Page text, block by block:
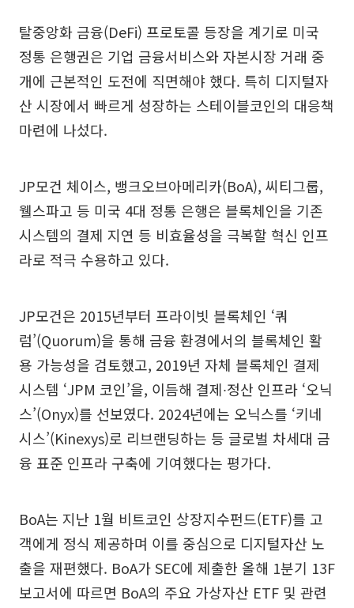
탈중앙화 금융(DeFi) 프로토콜 등장을 계기로 미국
정통 은행권은 기업 금융서비스와 자본시장 거래 중
개에 근본적인 도전에 직면해야 했다. 특히 디지털자
산 시장에서 빠르게 성장하는 스테이블코인의 대응책
마련에 나섰다.
JP모건 체이스, 뱅크오브아메리카(BoA), 씨티그룹,
웰스파고 등 미국 4대 정통 은행은 블록체인을 기존
시스템의 결제 지연 등 비효율성을 극복할 혁신 인프
라로 적극 수용하고 있다.
JP모건은 2015년부터 프라이빗 블록체인 ‘쿼
럼’(Quorum)을 통해 금융 환경에서의 블록체인 활
용 가능성을 검토했고, 2019년 자체 블록체인 결제
시스템 ‘JPM 코인’을, 이듬해 결제∙정산 인프라 ‘오닉
스’(Onyx)를 선보였다. 2024년에는 오닉스를 ‘키네
시스’(Kinexys)로 리브랜딩하는 등 글로벌 차세대 금
융 표준 인프라 구축에 기여했다는 평가다.
BoA는 지난 1월 비트코인 상장지수펀드(ETF)를 고
객에게 정식 제공하며 이를 중심으로 디지털자산 노
출을 재편했다. BoA가 SEC에 제출한 올해 1분기 13F
보고서에 따르면 BoA의 주요 가상자산 ETF 및 관련